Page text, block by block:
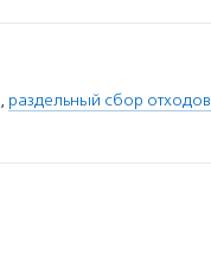
, раздельный сбор отходов